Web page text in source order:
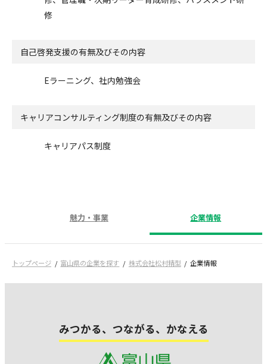
修
自己啓発支援の有無及びその内容
Eラーニング、社内勉強会
キャリアコンサルティング制度の有無及びその内容
キャリアパス制度
魅力・事業 企業情報
トップページ 富山県の企業を探す 株式会社松村精型 企業情報
みつかる、つながる、かなえる